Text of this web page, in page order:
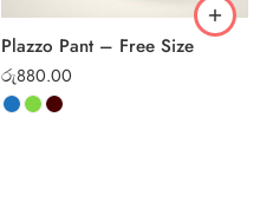
Plazzo Pant – Free Size
රු880.00